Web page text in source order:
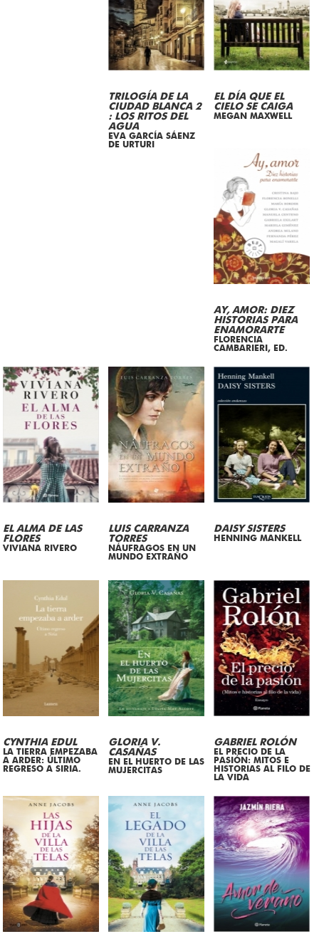
TRILOGÍA DE LA
CIUDAD BLANCA 2
: LOS RITOS DEL
AGUA
EVA GARCÍA SÁENZ
DE URTURI
EL DÍA QUE EL
CIELO SE CAIGA
MEGAN MAXWELL
AY, AMOR: DIEZ
HISTORIAS PARA
ENAMORARTE
FLORENCIA
CAMBARIERI, ED.
EL ALMA DE LAS
FLORES
VIVIANA RIVERO
LUIS CARRANZA
TORRES
NÁUFRAGOS EN UN
MUNDO EXTRAÑO
DAISY SISTERS
HENNING MANKELL
CYNTHIA EDUL
LA TIERRA EMPEZABA
A ARDER: ÚLTIMO
REGRESO A SIRIA.
GLORIA V.
CASAÑAS
EN EL HUERTO DE LAS
MUJERCITAS
GABRIEL ROLÓN
EL PRECIO DE LA
PASIÓN: MITOS E
HISTORIAS AL FILO DE
LA VIDA